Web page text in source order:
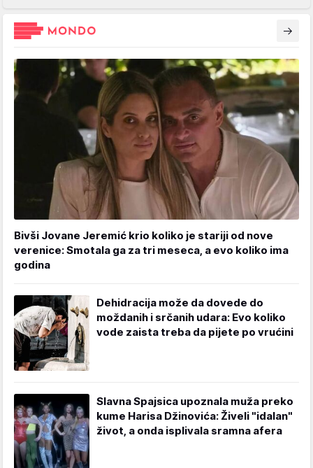
Bivši Jovane Jeremić krio koliko je stariji od nove
verenice: Smotala ga za tri meseca, a evo koliko ima
godina
Dehidracija može da dovede do
moždanih i srčanih udara: Evo koliko
vode zaista treba da pijete po vrućini
Slavna Spajsica upoznala muža preko
kume Harisa Džinovića: Živeli "idalan"
život, a onda isplivala sramna afera